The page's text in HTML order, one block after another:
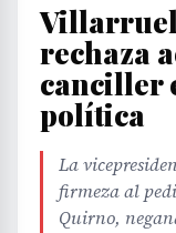
rechaza
canciller
política
La
firmeza al
Quirno,